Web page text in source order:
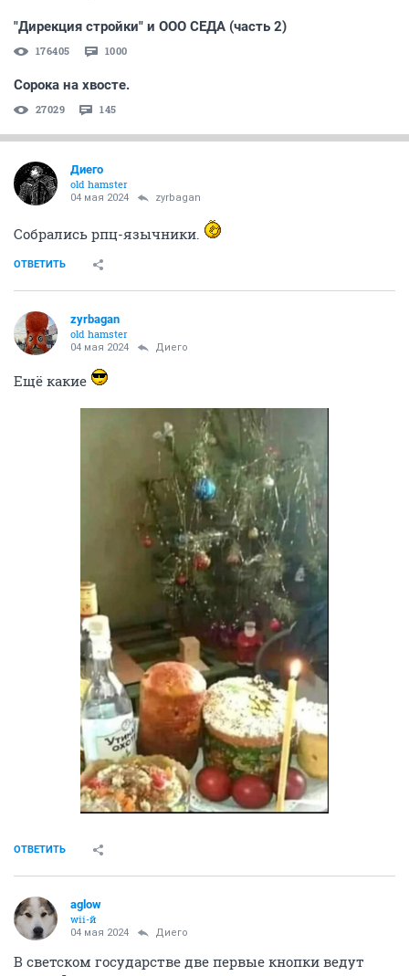
"Дирекция стройки" и ООО СЕДА (часть 2)
176405 1000
Сорока на хвосте.
27029 145
Диего
old hamster
04 мая 2024 zyrbagan
Собрались рпц-язычники.
ОТВЕТИТЬ
zyrbagan
old hamster
04 мая 2024 Диего
Ещё какие
ОТВЕТИТЬ
aglow
wii-й
04 мая 2024 Диего
В светском государстве две первые кнопки ведут